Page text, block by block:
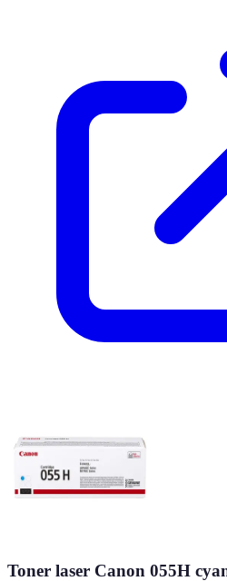
Toner laser Canon 055H